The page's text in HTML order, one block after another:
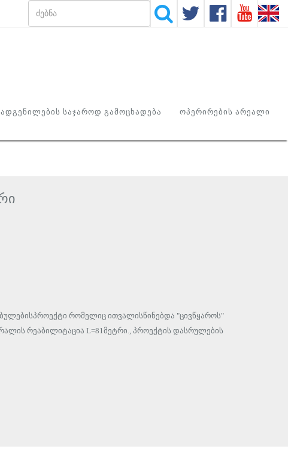
ᲡᲐᲯᲐᲠᲝᲓ ᲒᲐᲛᲝᲪᲮᲐᲓᲔᲑᲐ ᲝᲞᲔᲠᲘᲠᲔᲑᲘᲡ ᲐᲠᲔᲐᲚᲘ
რომელიც ითვალისწინებდა "ცივწყაროს"
რეაბილიტაცია L=81მეტრი., პროექტის დასრულების